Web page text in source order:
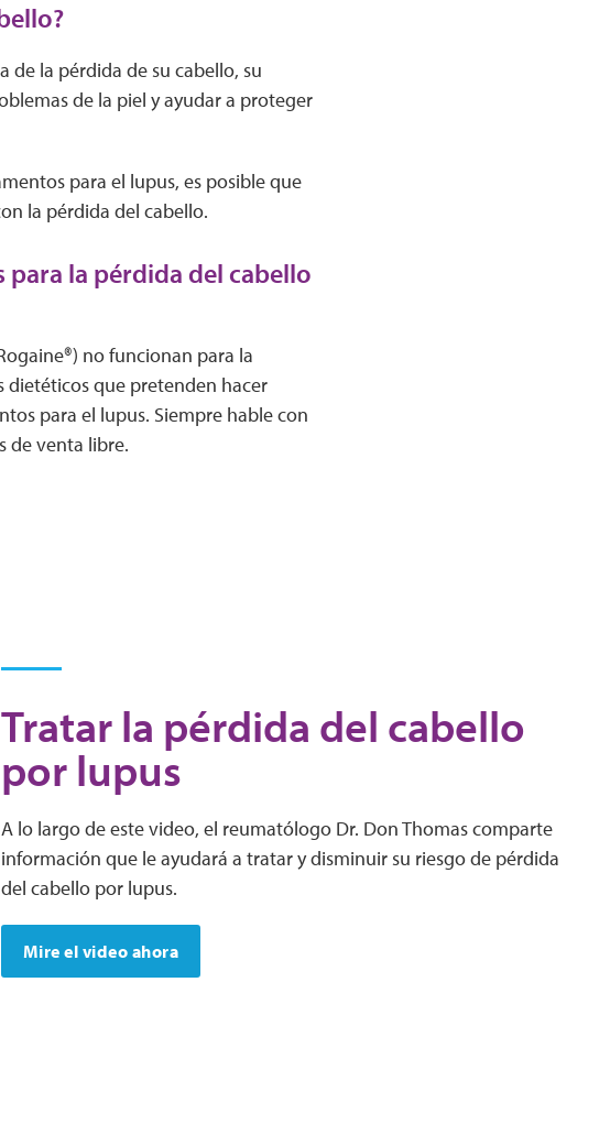
de la pérdida de su cabello, su
de la piel y ayudar a proteger
para el lupus, es posible que
la pérdida del cabello.
la pérdida del cabello
no funcionan para la
dietéticos que pretenden hacer
para el lupus. Siempre hable con
de venta libre.
Tratar la pérdida del cabello
por lupus
A lo largo de este video, el reumatólogo Dr. Don Thomas comparte
información que le ayudará a tratar y disminuir su riesgo de pérdida
del cabello por lupus.
Mire el video ahora